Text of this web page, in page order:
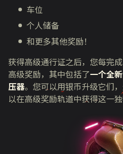
车位
个人储备
和更多其他奖励！
获得高级通行证之后，您每完
高级奖励，其中包括了一个全
压器。您可以用银币升级它们
以在高级奖励轨道中获得这一独